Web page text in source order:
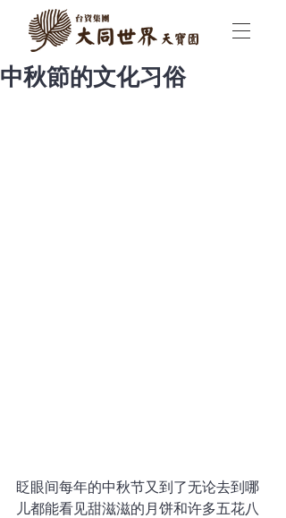
中秋節的文化习俗
眨眼间每年的中秋节又到了无论去到哪
儿都能看见甜滋滋的月饼和许多五花八